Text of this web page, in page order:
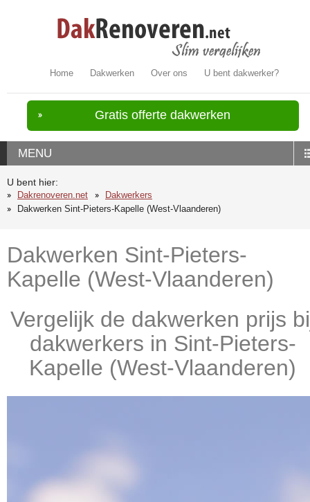
Home Dakwerken Over ons U bent dakwerker?
Gratis offerte dakwerken
MENU
U bent hier:
Dakrenoveren.net
Dakwerkers
Dakwerken Sint-Pieters-Kapelle (West-Vlaanderen)
Dakwerken Sint-Pieters-
Kapelle (West-Vlaanderen)
Vergelijk de dakwerken prijs
dakwerkers in Sint-Pieters-
Kapelle (West-Vlaanderen)